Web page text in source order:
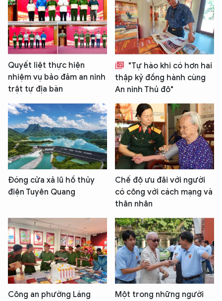
Quyết liệt thực hiện
nhiệm vụ bảo đảm an ninh
trật tự địa bàn
"Tự hào khi có hơn hai
thập kỷ đồng hành cùng
An ninh Thủ đô"
Đóng cửa xả lũ hồ thủy
điện Tuyên Quang
Chế độ ưu đãi với người
có công với cách mạng và
thân nhân
Công an phường Láng
Một trong những người